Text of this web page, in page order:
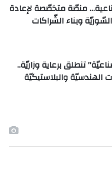
منصّة متخصّصة لإعادة
وبناء الشّراكات
تنطلق برعاية وزاريّة..
الهندسيّة والبلاستيكيّة